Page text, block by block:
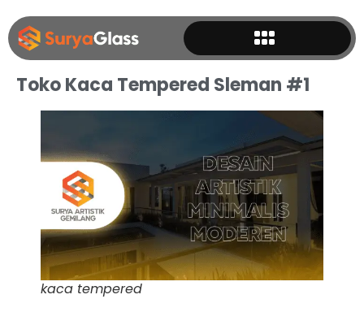
Toko Kaca Tempered Sleman #1
kaca tempered